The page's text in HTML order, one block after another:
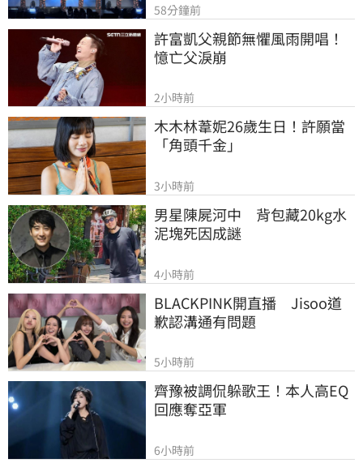
58分鐘前
許富凱父親節無懼風雨開唱！
憶亡父淚崩
2小時前
木木林葦妮26歲生日！許願當
「角頭千金」
3小時前
男星陳屍河中　背包藏20kg水
泥塊死因成謎
4小時前
BLACKPINK開直播　Jisoo道
歉認溝通有問題
5小時前
齊豫被調侃躲歌王！本人高EQ
回應奪亞軍
6小時前